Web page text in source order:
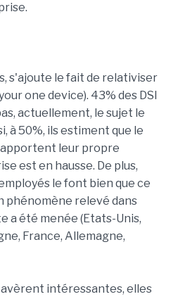
s'ajoute le fait de relativiser
one device). 43% des DSI
actuellement, le sujet le
à 50%, ils estiment que le
apportent leur propre
est en hausse. De plus,
le font bien que ce
phénomène relevé dans
a été menée (Etats-Unis,
France, Allemagne,
intéressantes, elles